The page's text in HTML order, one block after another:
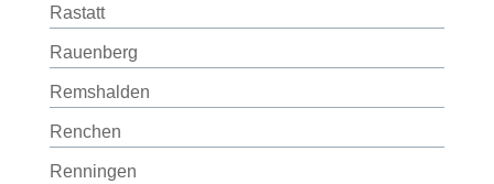
Rastatt
Rauenberg
Remshalden
Renchen
Renningen